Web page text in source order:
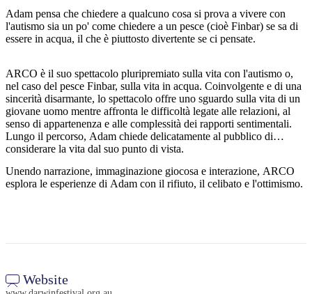
Sign
up
Adam pensa che chiedere a qualcuno cosa si prova a vivere con
l'autismo sia un po' come chiedere a un pesce (cioè Finbar) se sa di
essere in acqua, il che è piuttosto divertente se ci pensate.
ARCO è il suo spettacolo pluripremiato sulla vita con l'autismo o,
nel caso del pesce Finbar, sulla vita in acqua. Coinvolgente e di una
sincerità disarmante, lo spettacolo offre uno sguardo sulla vita di un
giovane uomo mentre affronta le difficoltà legate alle relazioni, al
senso di appartenenza e alle complessità dei rapporti sentimentali.
Lungo il percorso, Adam chiede delicatamente al pubblico di
considerare la vita dal suo punto di vista.
Unendo narrazione, immaginazione giocosa e interazione, ARCO
esplora le esperienze di Adam con il rifiuto, il celibato e l'ottimismo.
Website